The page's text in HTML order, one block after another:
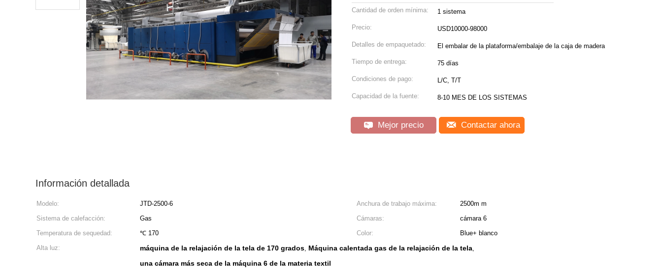
Cantidad de orden mínima: 1 sistema
Precio: USD10000-98000
Detalles de empaquetado: El embalar de la plataforma/embalaje de la caja de madera
Tiempo de entrega: 75 días
Condiciones de pago: L/C, T/T
Capacidad de la fuente: 8-10 MES DE LOS SISTEMAS
Mejor precio Contactar ahora
Información detallada
Modelo: JTD-2500-6 Anchura de trabajo máxima:
2500m m
Sistema de calefacción:
Gas Cámaras:
cámara 6
Temperatura de sequedad:
℃ 170 Color:
Blue+ blanco
Alta luz:
máquina de la relajación de la tela de 170 grados, Máquina calentada gas de la relajación de la tela,
una cámara más seca de la máquina 6 de la materia textil